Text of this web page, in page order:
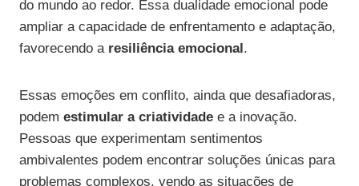
do mundo ao redor. Essa dualidade emocional pode
ampliar a capacidade de enfrentamento e adaptação,
favorecendo a resiliência emocional .
Essas emoções em conflito, ainda que desafiadoras,
podem estimular a criatividade e a inovação.
Pessoas que experimentam sentimentos
ambivalentes podem encontrar soluções únicas para
problemas complexos, vendo as situações de